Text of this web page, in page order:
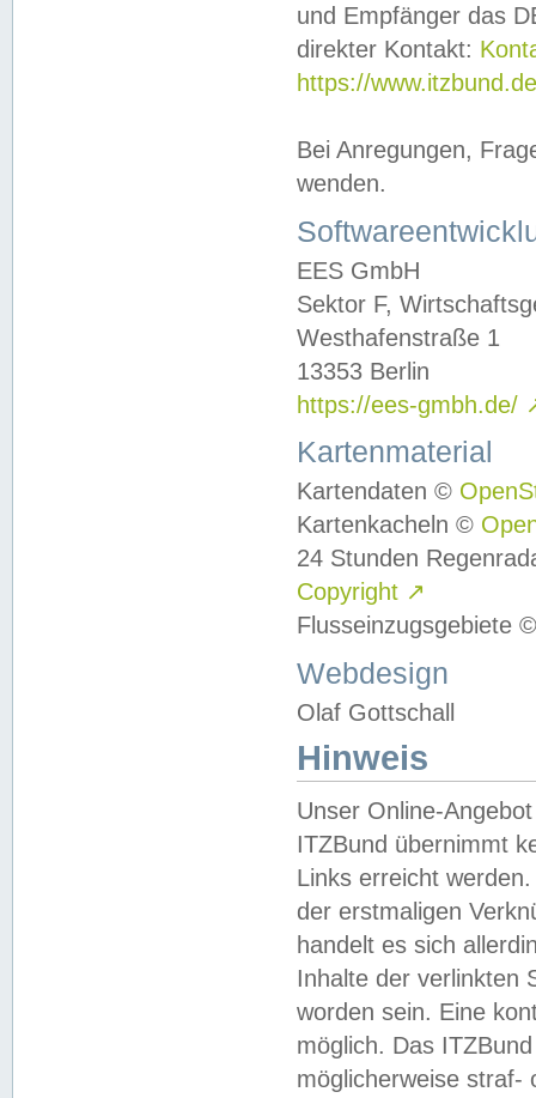
und Empfänger das
direkter Kontakt:
https://
Bei Anregungen,
wenden.
EES GmbH
Sektor F,
Westhafenstraße 1
13353 Berlin
https://ees-gmbh.de/
Kartenmaterial
Kartendaten ©
Kartenkacheln ©
24 Stunden
Copyright ↗
Flusseinzugsgebiete
Webdesign
Olaf Gottschall
Hinweis
Unser Online-
ITZBund übernimmt
Links erreicht
der erstmaligen
handelt es sich
Inhalte der verlinkten
worden sein. Eine
möglich. Das
möglicherweise straf-